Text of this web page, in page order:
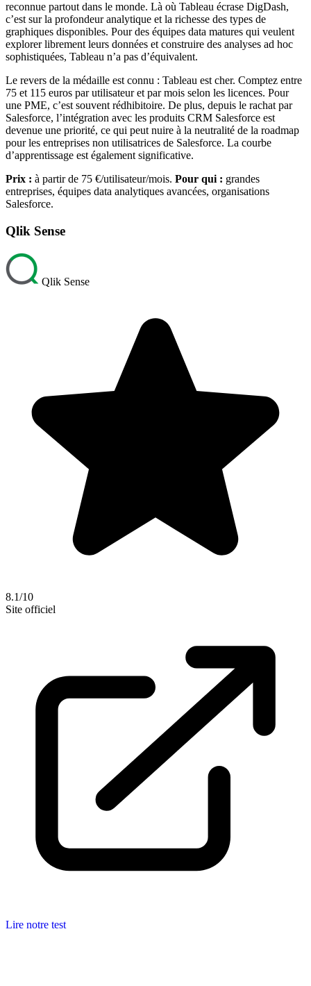
reconnue partout dans le monde. Là où Tableau écrase DigDash,
c’est sur la profondeur analytique et la richesse des types de
graphiques disponibles. Pour des équipes data matures qui veulent
explorer librement leurs données et construire des analyses ad hoc
sophistiquées, Tableau n’a pas d’équivalent.
Le revers de la médaille est connu : Tableau est cher. Comptez entre
75 et 115 euros par utilisateur et par mois selon les licences. Pour
une PME, c’est souvent rédhibitoire. De plus, depuis le rachat par
Salesforce, l’intégration avec les produits CRM Salesforce est
devenue une priorité, ce qui peut nuire à la neutralité de la roadmap
pour les entreprises non utilisatrices de Salesforce. La courbe
d’apprentissage est également significative.
Prix : à partir de 75 €/utilisateur/mois. Pour qui : grandes
entreprises, équipes data analytiques avancées, organisations
Salesforce.
Qlik Sense
Qlik Sense
8.1/10
Site officiel
Lire notre test